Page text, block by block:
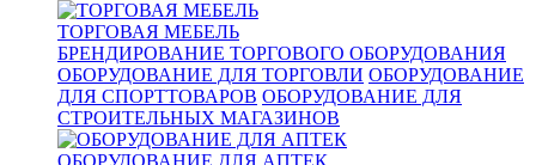
ТОРГОВАЯ МЕБЕЛЬ
БРЕНДИРОВАНИЕ ТОРГОВОГО ОБОРУДОВАНИЯ
ОБОРУДОВАНИЕ ДЛЯ ТОРГОВЛИ ОБОРУДОВАНИЕ
ДЛЯ СПОРТТОВАРОВ ОБОРУДОВАНИЕ ДЛЯ
СТРОИТЕЛЬНЫХ МАГАЗИНОВ
ОБОРУДОВАНИЕ ДЛЯ АПТЕК